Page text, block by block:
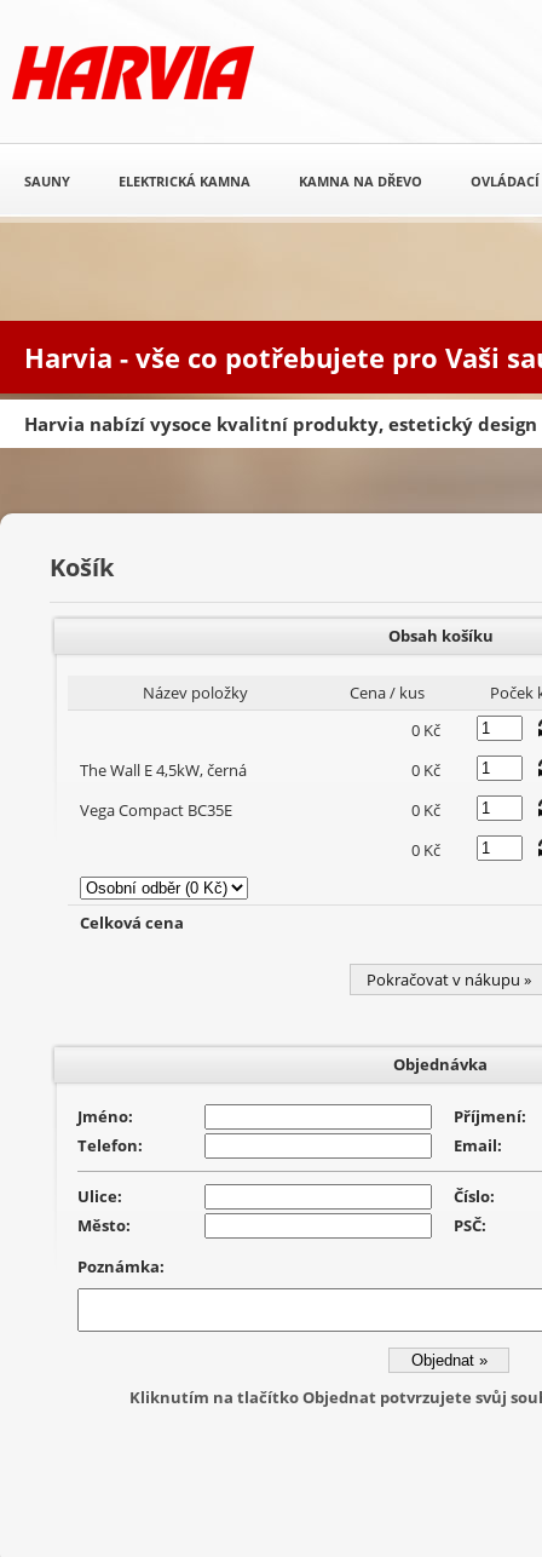
Harvia - vše co potřebujete pro Vaši
Harvia nabízí vysoce kvalitní produkty, estetický design
SAUNY ELEKTRICKÁ KAMNA KAMNA NA DŘEVO OVLÁDACÍ
Košík
Obsah košíku
Název položky Cena / kus
Poček
0 Kč
The Wall E 4,5kW, černá
0 Kč
Vega Compact BC35E
0 Kč
0 Kč
Celková cena
Pokračovat v nákupu »
Objednávka
Jméno:
Příjmení:
Telefon:
Email:
Ulice:
Číslo:
Město:
PSČ:
Poznámka:
Kliknutím na tlačítko Objednat potvrzujete svůj